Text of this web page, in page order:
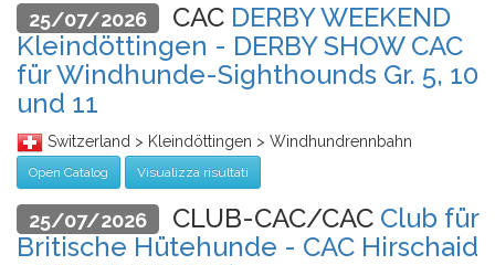
25/07/2026 CAC DERBY WEEKEND
Kleindöttingen - DERBY SHOW CAC
für Windhunde-Sighthounds Gr. 5, 10
und 11
Switzerland > Kleindöttingen > Windhundrennbahn
Open Catalog Visualizza risultati
25/07/2026 CLUB-CAC/CAC Club für
Britische Hütehunde - CAC Hirschaid